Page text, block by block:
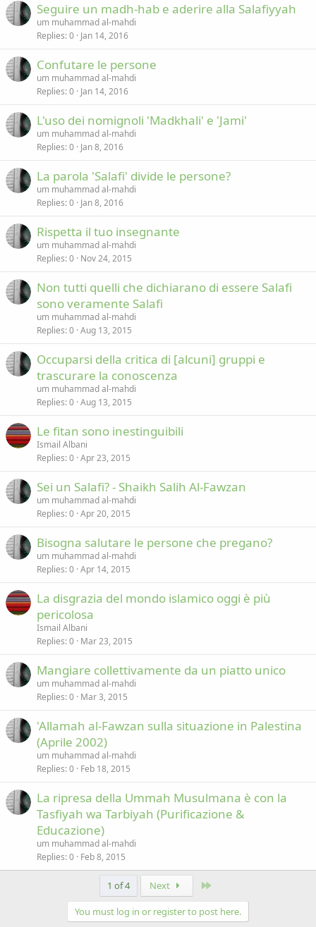
Seguire un madh-hab e aderire alla Salafiyyah
um muhammad al-mahdi
Replies 0 Jan 14, 2016
Confutare le persone
um muhammad al-mahdi
Replies 0 Jan 14, 2016
L'uso dei nomignoli 'Madkhali' e 'Jami'
um muhammad al-mahdi
Replies 0 Jan 8, 2016
La parola 'Salafi' divide le persone?
um muhammad al-mahdi
Replies 0 Jan 8, 2016
Rispetta il tuo insegnante
um muhammad al-mahdi
Replies 0 Nov 24, 2015
Non tutti quelli che dichiarano di essere Salafi
sono veramente Salafi
um muhammad al-mahdi
Replies 0 Aug 13, 2015
Occuparsi della critica di [alcuni] gruppi e
trascurare la conoscenza
um muhammad al-mahdi
Replies 0 Aug 13, 2015
Le fitan sono inestinguibili
Ismail Albani
Replies 0 Apr 23, 2015
Sei un Salafi? - Shaikh Salih Al-Fawzan
um muhammad al-mahdi
Replies 0 Apr 20, 2015
Bisogna salutare le persone che pregano?
um muhammad al-mahdi
Replies 0 Apr 14, 2015
La disgrazia del mondo islamico oggi è più
pericolosa
Ismail Albani
Replies 0 Mar 23, 2015
Mangiare collettivamente da un piatto unico
um muhammad al-mahdi
Replies 0 Mar 3, 2015
'Allamah al-Fawzan sulla situazione in Palestina
(Aprile 2002)
um muhammad al-mahdi
Replies 0 Feb 18, 2015
La ripresa della Ummah Musulmana è con la
Tasfiyah wa Tarbiyah (Purificazione &
Educazione)
um muhammad al-mahdi
Replies 0 Feb 8, 2015
1 of 4 Next
You must log in or register to post here.